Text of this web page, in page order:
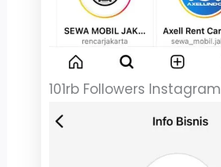
101rb Followers Instagram